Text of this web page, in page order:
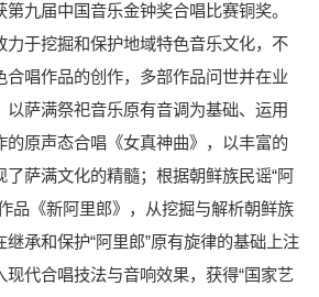
九届中国音乐金钟奖合唱比赛铜奖。
于挖掘和保护地域特色音乐文化，不
合唱作品的创作，多部作品问世并在业
以萨满祭祀音乐原有音调为基础、运用
的原声态合唱《女真神曲》，以丰富的
了萨满文化的精髓；根据朝鲜族民谣“阿
品《新阿里郎》，从挖掘与解析朝鲜族
承和保护“阿里郎”原有旋律的基础上注
现代合唱技法与音响效果，获得“国家艺